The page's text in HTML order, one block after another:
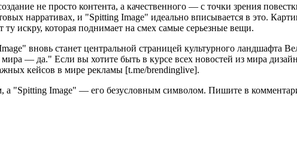
не просто контента, а качественного — с точки зрения
нарративах, и "Spitting Image" идеально вписывается в это.
искру, которая поднимает на смех самые серьезные вещи.
вновь станет центральной страницей культурного ландшафта
— да." Если вы хотите быть в курсе всех новостей из мира
кейсов в мире рекламы [t.me/brendinglive].
а "Spitting Image" — его безусловным символом. Пишите в